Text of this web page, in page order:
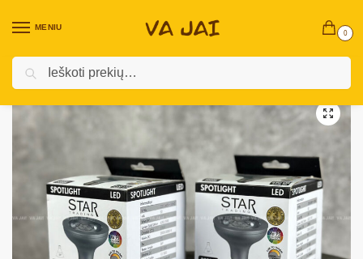
MENIU
0
Pradžia / Elektronika / Lempos, apšvietimas